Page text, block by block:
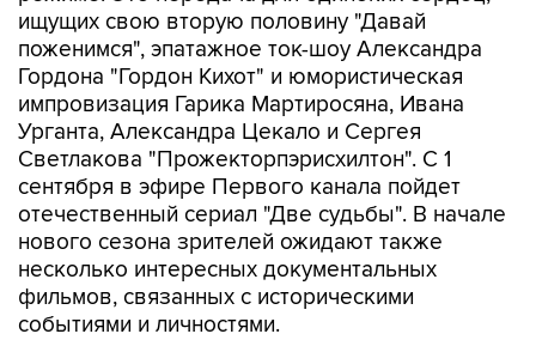
ищущих свою вторую половину "Давай
поженимся", эпатажное ток-шоу Александра
Гордона "Гордон Кихот" и юмористическая
импровизация Гарика Мартиросяна, Ивана
Урганта, Александра Цекало и Сергея
Светлакова "Прожекторпэрисхилтон". С 1
сентября в эфире Первого канала пойдет
отечественный сериал "Две судьбы". В начале
нового сезона зрителей ожидают также
несколько интересных документальных
фильмов, связанных с историческими
событиями и личностями.